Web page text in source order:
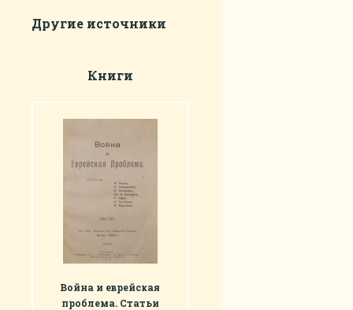
Другие источники
Книги
Война и еврейская
проблема. Статьи